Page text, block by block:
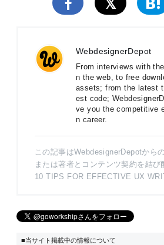
WebdesignerDepot
From interviews with
n the web, to free
assets; from the latest
est code;
ve you the competitive
n career.
この記事はWebdesignerDepotから
または著者とコンテンツ契約を結び
10 TIPS FOR EFFECTIVE UX
■当サイト掲載中の情報について